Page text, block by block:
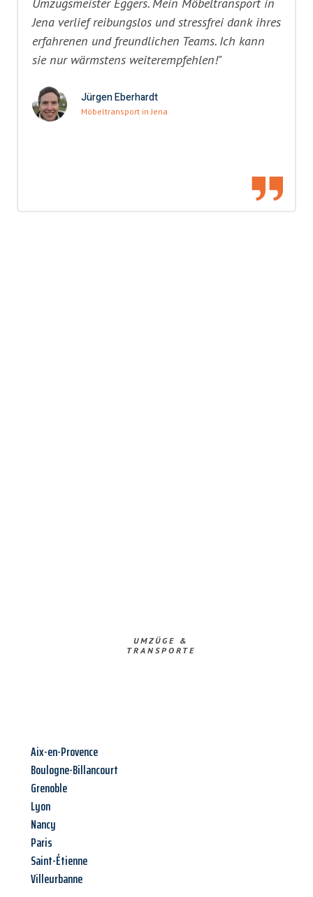
Jena verlief reibungslos und stressfrei dank ihres
erfahrenen und freundlichen Teams. Ich kann
sie nur wärmstens weiterempfehlen!"
Jürgen Eberhardt
Möbeltransport in Jena
UMZÜGE &
TRANSPORTE
Aix-en-Provence
Boulogne-Billancourt
Grenoble
Lyon
Nancy
Paris
Saint-Étienne
Villeurbanne